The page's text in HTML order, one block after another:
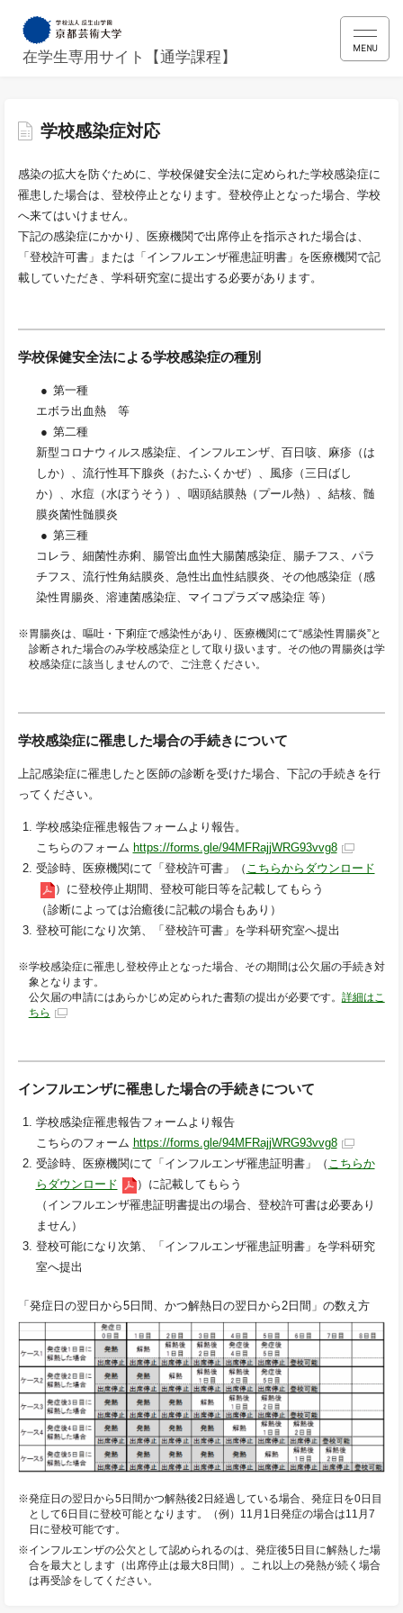
在学生専用サイト【通学課程】
MENU
学校感染症対応
感染の拡大を防ぐために、学校保健安全法に定められた学校感染症に
罹患した場合は、登校停止となります。登校停止となった場合、学校
へ来てはいけません。
下記の感染症にかかり、医療機関で出席停止を指示された場合は、
「登校許可書」または「インフルエンザ罹患証明書」を医療機関で記
載していただき、学科研究室に提出する必要があります。
学校保健安全法による学校感染症の種別
第一種
エボラ出血熱 等
第二種
新型コロナウィルス感染症、インフルエンザ、百日咳、麻疹（は
しか）、流行性耳下腺炎（おたふくかぜ）、風疹（三日ばし
か）、水痘（水ぼうそう）、咽頭結膜熱（プール熱）、結核、髄
膜炎菌性髄膜炎
第三種
コレラ、細菌性赤痢、腸管出血性大腸菌感染症、腸チフス、パラ
チフス、流行性角結膜炎、急性出血性結膜炎、その他感染症（感
染性胃腸炎、溶連菌感染症、マイコプラズマ感染症 等）
※胃腸炎は、嘔吐・下痢症で感染性があり、医療機関にて“感染性胃腸炎”と
診断された場合のみ学校感染症として取り扱います。その他の胃腸炎は学
校感染症に該当しませんので、ご注意ください。
学校感染症に罹患した場合の手続きについて
上記感染症に罹患したと医師の診断を受けた場合、下記の手続きを行
ってください。
学校感染症罹患報告フォームより報告。
こちらのフォーム https://forms.gle/94MFRajjWRG93vvg8
受診時、医療機関にて「登校許可書」（ こちらからダウンロード
）に登校停止期間、登校可能日等を記載してもらう
（診断によっては治癒後に記載の場合もあり）
登校可能になり次第、「登校許可書」を学科研究室へ提出
※学校感染症に罹患し登校停止となった場合、その期間は公欠届の手続き対
象となります。
公欠届の申請にはあらかじめ定められた書類の提出が必要です。 詳細はこ
ちら
インフルエンザに罹患した場合の手続きについて
学校感染症罹患報告フォームより報告
こちらのフォーム https://forms.gle/94MFRajjWRG93vvg8
受診時、医療機関にて「インフルエンザ罹患証明書」（ こちらか
らダウンロード
）に記載してもらう
（インフルエンザ罹患証明書提出の場合、登校許可書は必要あり
ません）
登校可能になり次第、「インフルエンザ罹患証明書」を学科研究
室へ提出
「発症日の翌日から5日間、かつ解熱日の翌日から2日間」の数え方
※発症日の翌日から5日間かつ解熱後2日経過している場合、発症日を0日目
として6日目に登校可能となります。（例）11月1日発症の場合は11月7
日に登校可能です。
※インフルエンザの公欠として認められるのは、発症後5日目に解熱した場
合を最大とします（出席停止は最大8日間）。これ以上の発熱が続く場合
は再受診をしてください。